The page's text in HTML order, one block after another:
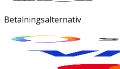
Betalningsalternativ